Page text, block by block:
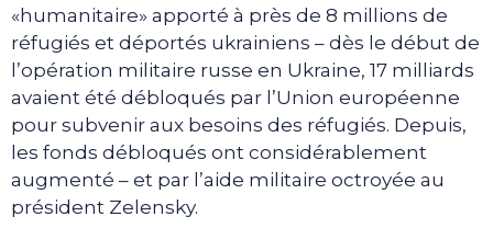
«humanitaire» apporté à près de 8 millions de
réfugiés et déportés ukrainiens – dès le début de
l’opération militaire russe en Ukraine, 17 milliards
avaient été débloqués par l’Union européenne
pour subvenir aux besoins des réfugiés. Depuis,
les fonds débloqués ont considérablement
augmenté – et par l’aide militaire octroyée au
président Zelensky.